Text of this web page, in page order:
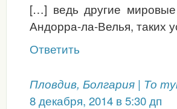
[…] ведь другие
Андорра-ла-Велья, таких
Ответить
Пловдив, Болгария | То
8 декабря, 2014 в 5:30 дп